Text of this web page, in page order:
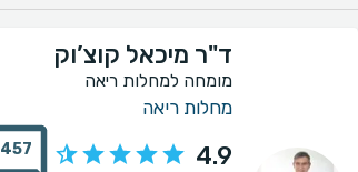
ד"ר מיכאל קוצ’וק
מומחה למחלות ריאה
מחלות ריאה
4.9
457